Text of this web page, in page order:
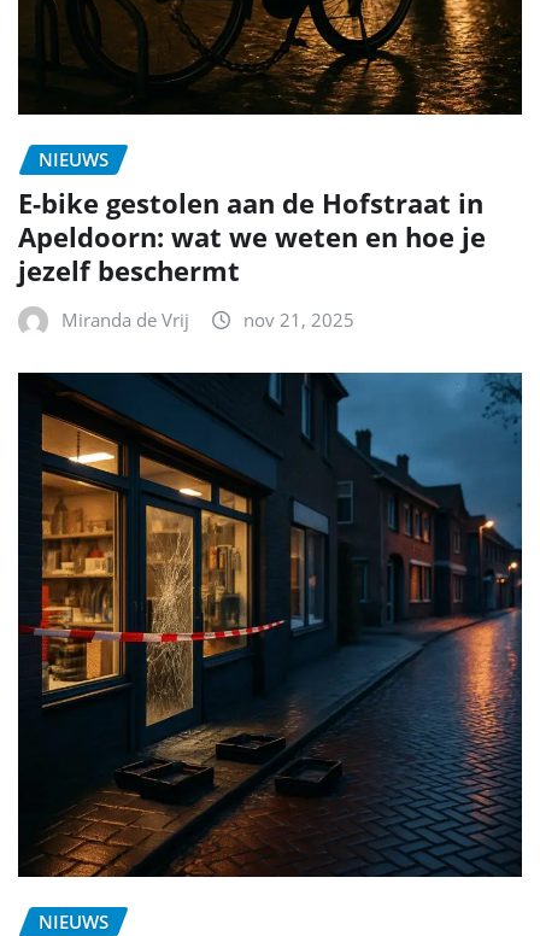
NIEUWS
E-bike gestolen aan de Hofstraat in
Apeldoorn: wat we weten en hoe je
jezelf beschermt
Miranda de Vrij nov 21, 2025
NIEUWS